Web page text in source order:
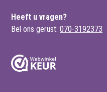
Heeft u vragen?
Bel ons gerust: 070-3192373